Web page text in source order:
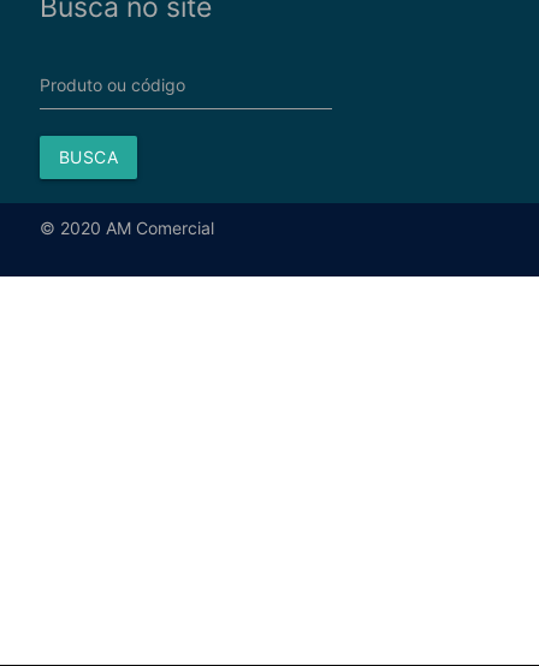
Busca no site
Produto ou código
BUSCA
© 2020 AM Comercial